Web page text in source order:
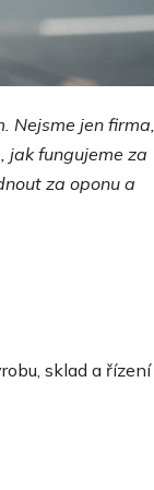
Nejsme jen firma,
jak fungujeme za
za oponu a
sklad a řízení